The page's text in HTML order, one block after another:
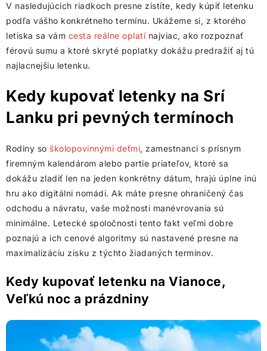
V nasledujúcich riadkoch presne zistíte, kedy kúpiť letenku
podľa vášho konkrétneho termínu. Ukážeme si, z ktorého
letiska sa vám cesta reálne oplatínajviac, ako rozpoznať
férovú sumu a ktoré skryté poplatky dokážu predražiť aj tú
najlacnejšiu letenku.
Kedy kupovať letenky na Srí
Lanku pri pevných termínoch
Rodiny so školopovinnými deťmi, zamestnanci s prísnym
firemným kalendárom alebo partie priateľov, ktoré sa
dokážu zladiť len na jeden konkrétny dátum, hrajú úplne inú
hru ako digitálni nomádi. Ak máte presne ohraničený čas
odchodu a návratu, vaše možnosti manévrovania sú
minimálne. Letecké spoločnosti tento fakt veľmi dobre
poznajú a ich cenové algoritmy sú nastavené presne na
maximalizáciu zisku z týchto žiadaných termínov.
Kedy kupovať letenku na Vianoce,
Veľkú noc a prázdniny